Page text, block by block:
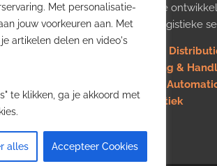
Met personalisatie-
jouw voorkeuren aan. Met
artikelen delen en video's
te klikken, ga je akkoord met
alles Accepteer Cookies
over
supply chain
België.
belangrijkste
Belgische logistieke
Transport &
Warehousing &
Software &
Job in logistiek